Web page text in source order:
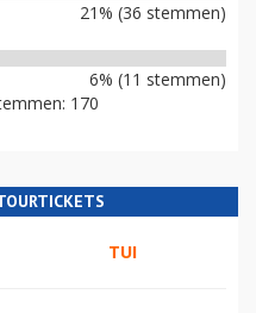
21% (36 stemmen)
6% (11 stemmen)
170
TUI